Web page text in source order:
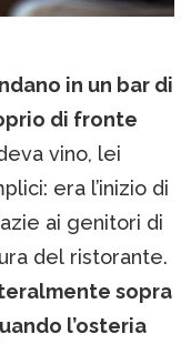
in un bar di
di fronte
vino, lei
era l’inizio di
ai genitori di
del ristorante.
sopra
l’osteria